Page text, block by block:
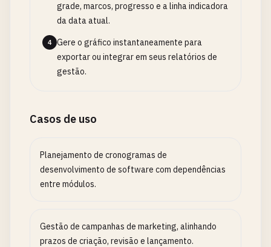
grade, marcos, progresso e a linha indicadora
da data atual.
4
Gere o gráfico instantaneamente para
exportar ou integrar em seus relatórios de
gestão.
Casos de uso
Planejamento de cronogramas de
desenvolvimento de software com dependências
entre módulos.
Gestão de campanhas de marketing, alinhando
prazos de criação, revisão e lançamento.